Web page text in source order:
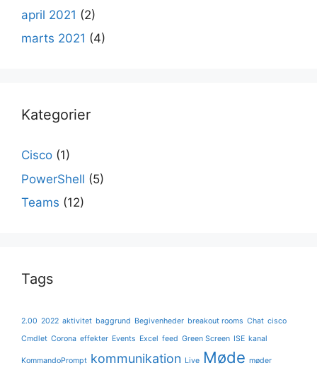
april 2021 (2)
marts 2021 (4)
Kategorier
Cisco (1)
PowerShell (5)
Teams (12)
Tags
2.00 2022 aktivitet baggrund Begivenheder breakout rooms Chat cisco
Cmdlet Corona effekter Events Excel feed Green Screen ISE kanal
KommandoPrompt kommunikation Live Møde møder